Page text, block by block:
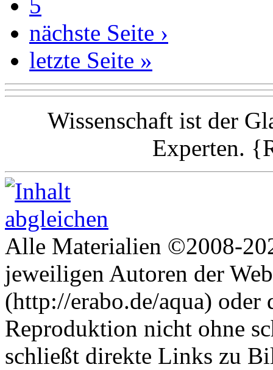
5
nächste Seite ›
letzte Seite »
Wissenschaft ist der
Experten.
Alle Materialien ©2008-
jeweiligen Autoren der
(http://erabo.de/aqua) oder
Reproduktion nicht ohne
schließt direkte Links zu